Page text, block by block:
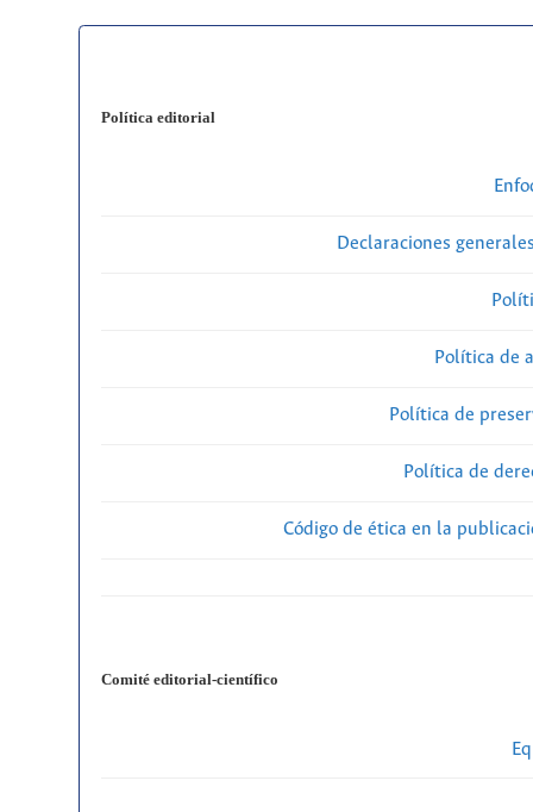
Política editorial
Declaraciones
Política de
Política de
Política de
Código de ética en la
Comité editorial-científico